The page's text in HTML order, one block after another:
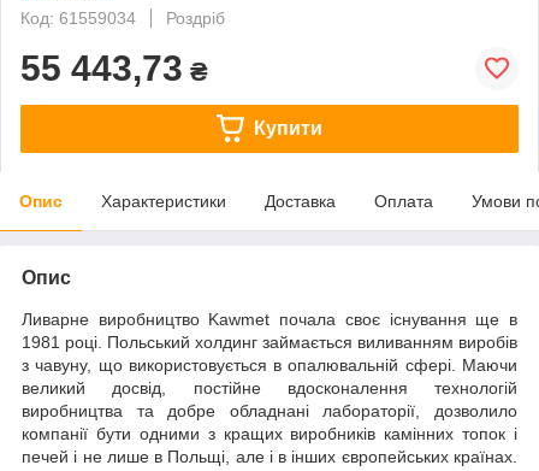
Код: 61559034
Роздріб
55 443,73 ₴
Купити
Опис Характеристики Доставка Оплата Умови
Опис
Ливарне виробництво Kawmet почала своє існування ще в
1981 році. Польський холдинг займається виливанням виробів
з чавуну, що використовується в опалювальній сфері. Маючи
великий досвід, постійне вдосконалення технологій
виробництва та добре обладнані лабораторії, дозволило
компанії бути одними з кращих виробників камінних топок і
печей і не лише в Польщі, але і в інших європейських країнах.